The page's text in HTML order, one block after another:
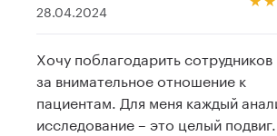
28.04.2024
Хочу поблагодарить
за внимательное отношение к
пациентам. Для меня каждый
исследование – это целый